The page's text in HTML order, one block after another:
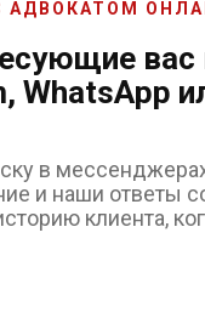
АДВОКАТОМ
WhatsApp
в
и наши ответы
клиента,